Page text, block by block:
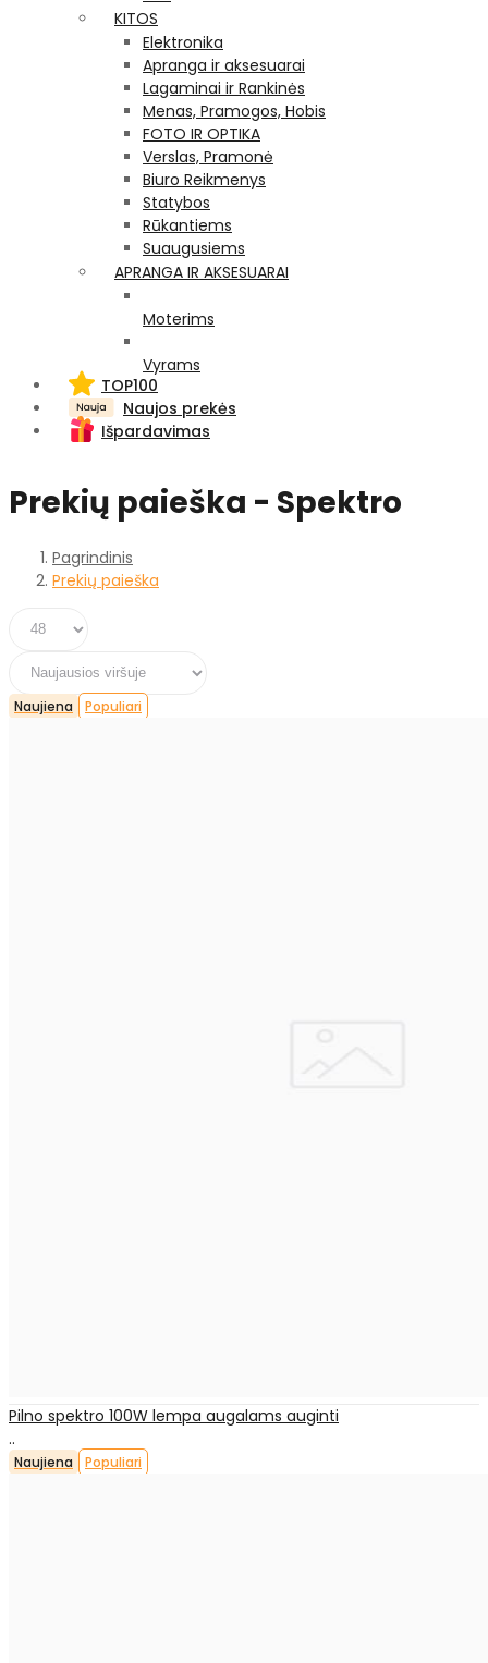
KITOS
Elektronika
Apranga ir aksesuarai
Lagaminai ir Rankinės
Menas, Pramogos, Hobis
FOTO IR OPTIKA
Verslas, Pramonė
Biuro Reikmenys
Statybos
Rūkantiems
Suaugusiems
APRANGA IR AKSESUARAI
Moterims
Vyrams
TOP100
Naujos prekės
Išpardavimas
Prekių paieška - Spektro
Pagrindinis
Prekių paieška
Naujiena Populiari
Pilno spektro 100W lempa augalams auginti
..
Naujiena Populiari